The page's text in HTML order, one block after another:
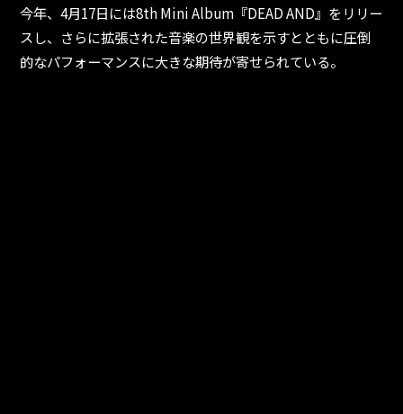
今年、4月17日には8th Mini Album『DEAD AND』をリリー
スし、さらに拡張された音楽の世界観を示すとともに圧倒
的なパフォーマンスに大きな期待が寄せられている。